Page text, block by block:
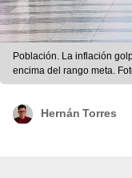
Población. La inflación
encima del rango meta.
Hernán Torres